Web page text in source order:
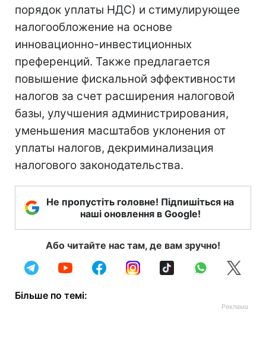
порядок уплаты НДС) и стимулирующее
налогообложение на основе
инновационно-инвестиционных
преференций. Также предлагается
повышение фискальной эффективности
налогов за счет расширения налоговой
базы, улучшения администрирования,
уменьшения масштабов уклонения от
уплаты налогов, декриминализация
налогового законодательства.
Не пропустіть головне! Підпишіться на
наші оновлення в Google!
Або читайте нас там, де вам зручно!
Більше по темі: